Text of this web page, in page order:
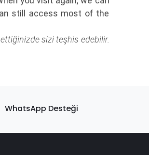
still access most of the
sizi teşhis edebilir.
WhatsApp Desteği